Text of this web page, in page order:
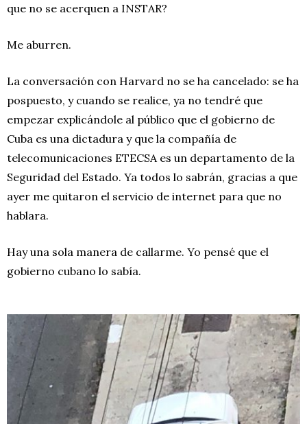
que no se acerquen a INSTAR?
Me aburren.
La conversación con Harvard no se ha cancelado: se ha
pospuesto, y cuando se realice, ya no tendré que
empezar explicándole al público que el gobierno de
Cuba es una dictadura y que la compañía de
telecomunicaciones ETECSA es un departamento de la
Seguridad del Estado. Ya todos lo sabrán, gracias a que
ayer me quitaron el servicio de internet para que no
hablara.
Hay una sola manera de callarme. Yo pensé que el
gobierno cubano lo sabía.